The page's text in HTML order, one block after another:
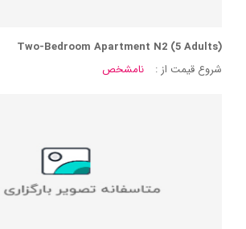
Two-Bedroom Apartment N2 (5 Adults)
شروع قیمت از :
نامشخص